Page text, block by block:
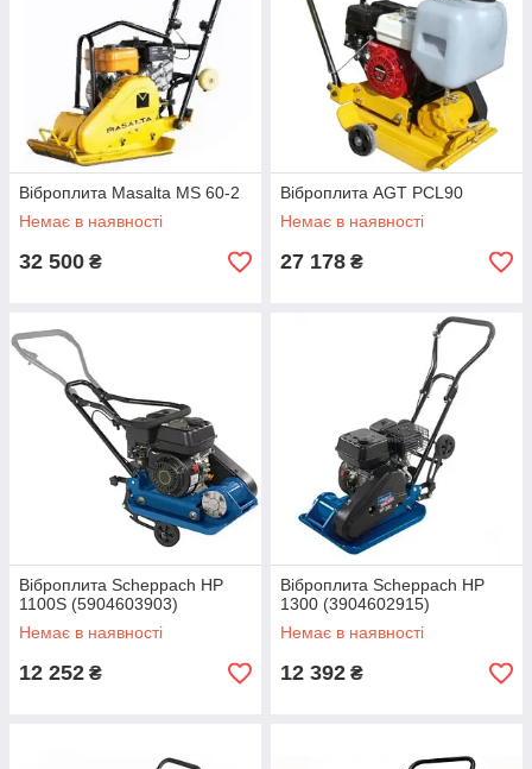
Віброплита Masalta MS 60-2
Немає в наявності
32 500 ₴
Віброплита AGT PCL90
Немає в наявності
27 178 ₴
Віброплита Scheppach HP
1100S (5904603903)
Немає в наявності
12 252 ₴
Віброплита Scheppach HP
1300 (3904602915)
Немає в наявності
12 392 ₴